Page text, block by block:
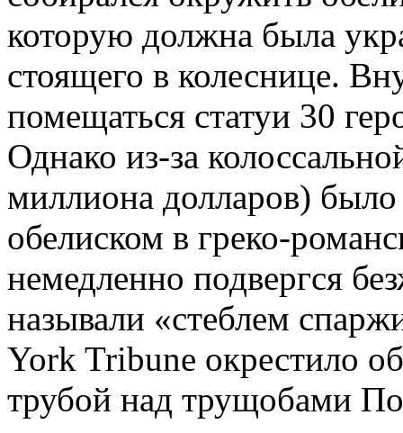
которую должна была
стоящего в колеснице.
помещаться статуи 30
Однако из-за
миллиона долларов)
обелиском в греко-
немедленно подвергся
называли «стеблем
York Tribune окрестило
трубой над трущобами